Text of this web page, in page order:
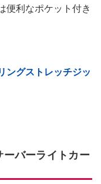
便利なポケット付き
ングストレッチジッ
バーライトカー